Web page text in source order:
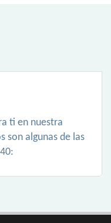
ti en nuestra
son algunas de las